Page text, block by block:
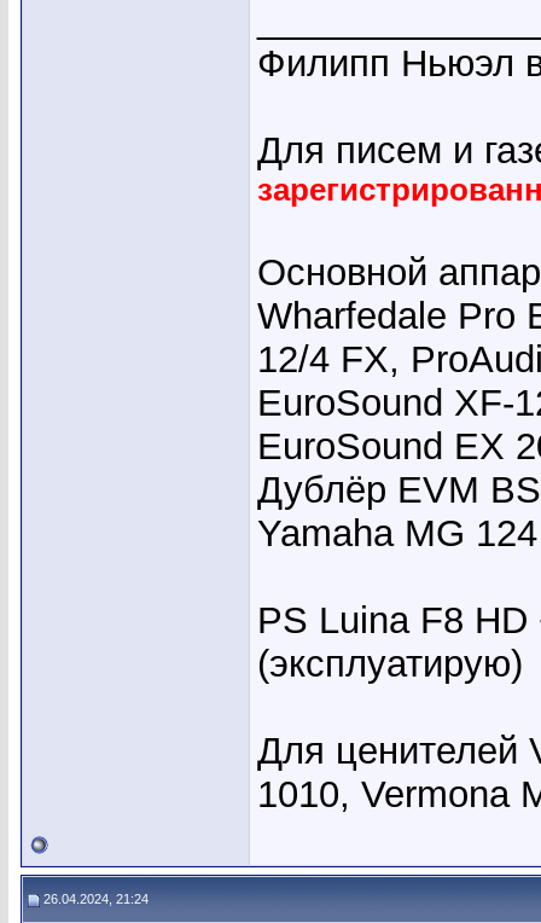
Филипп Ньюэл
Для писем и
Основной
Wharfedale Pro
12/4 FX,
EuroSound XF-
EuroSound EX
Дублёр EVM
Yamaha MG
PS Luina F8
(эксплуатирую)
Для ценителей
1010, Vermona
26.04.2024, 21:24